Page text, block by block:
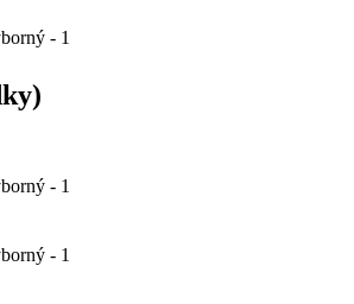
- 1
- 1
- 1